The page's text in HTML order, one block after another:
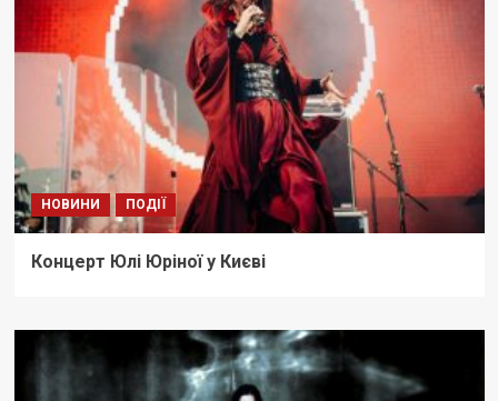
НОВИНИ ПОДІЇ
Концерт Юлі Юріної у Києві